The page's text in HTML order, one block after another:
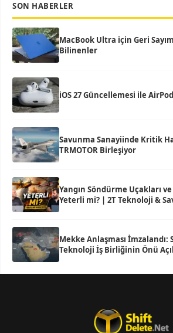
SON HABERLER
MacBook Ultra için Geri
Bilinenler
iOS 27 Güncellemesi ile
Savunma Sanayiinde Kritik
TRMOTOR Birleşiyor
Yangın Söndürme Uçakları
Yeterli mi? | 2T Teknoloji &
Mekke Anlaşması İmzalandı:
Teknoloji İş Birliğinin Önü